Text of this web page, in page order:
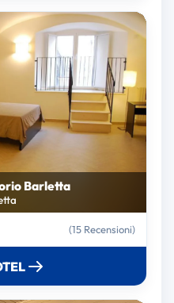
Barletta
(15 Recensioni)